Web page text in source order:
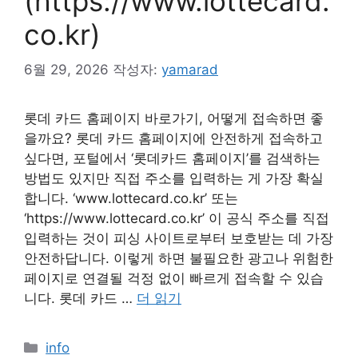
co.kr)
6월 29, 2026 작성자: yamarad
롯데 카드 홈페이지 바로가기, 어떻게 접속하면 좋
을까요? 롯데 카드 홈페이지에 안전하게 접속하고
싶다면, 포털에서 ‘롯데카드 홈페이지’를 검색하는
방법도 있지만 직접 주소를 입력하는 게 가장 확실
합니다. ‘www.lottecard.co.kr’ 또는
‘https://www.lottecard.co.kr’ 이 공식 주소를 직접
입력하는 것이 피싱 사이트로부터 보호받는 데 가장
안전하답니다. 이렇게 하면 불필요한 광고나 위험한
페이지로 연결될 걱정 없이 빠르게 접속할 수 있습
니다. 롯데 카드 … 더 읽기
카
info